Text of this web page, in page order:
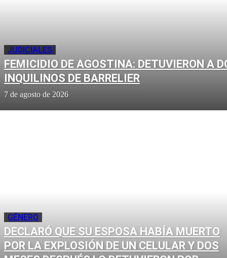
JUDICIALES
FEMICIDIO DE AGOSTINA: DETUVIERON A
INQUILINOS DE BARRELIER
7 de agosto de 2026
GÉNERO
DECLARÓ QUE SU ESPOSA HABÍA MUERTO
POR LA EXPLOSIÓN DE UN CELULAR Y DOS